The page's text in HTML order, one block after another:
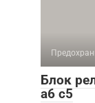
Блок
a6 c5